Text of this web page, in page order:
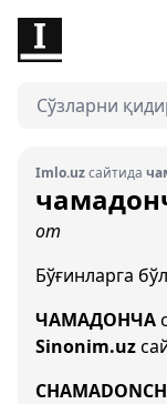
Imlo.uzсайтида
от
Бўғинларга
ЧАМАДОНЧА
Sinonim.uz